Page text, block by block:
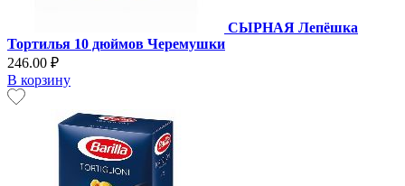
СЫРНАЯ Лепёшка
Тортилья 10 дюймов Черемушки
246.00 ₽
В корзину